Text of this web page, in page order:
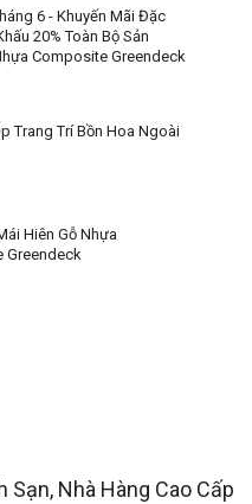
6 - Khuyến Mãi Đặc
20% Toàn Bộ Sản
Composite Greendeck
Trang Trí Bồn Hoa Ngoài
Hiên Gỗ Nhựa
Greendeck
Sạn, Nhà Hàng Cao Cấp